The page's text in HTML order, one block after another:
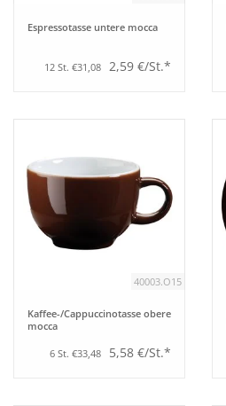
Küche
Küchentechnik
Espressotasse untere mocca
12 St. €31,08 2,59 €/St.*
40003.O15
Kaffee-/Cappuccinotasse obere
mocca
6 St. €33,48 5,58 €/St.*